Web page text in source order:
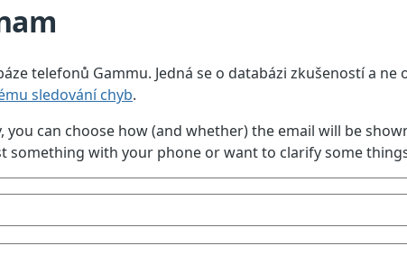
telefonů Gammu. Jedná se o databázi zkušeností a
sledování chyb.
you can choose how (and whether) the email will be
something with your phone or want to clarify some